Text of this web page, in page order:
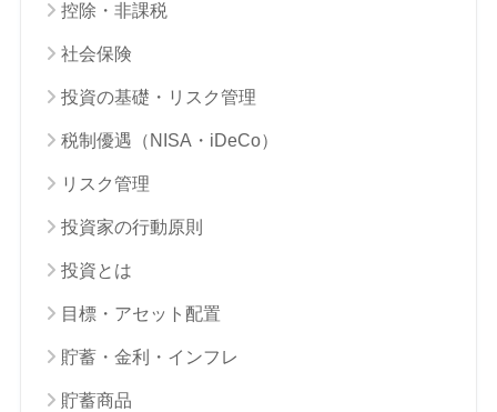
控除・非課税
社会保険
投資の基礎・リスク管理
税制優遇（NISA・iDeCo）
リスク管理
投資家の行動原則
投資とは
目標・アセット配置
貯蓄・金利・インフレ
貯蓄商品